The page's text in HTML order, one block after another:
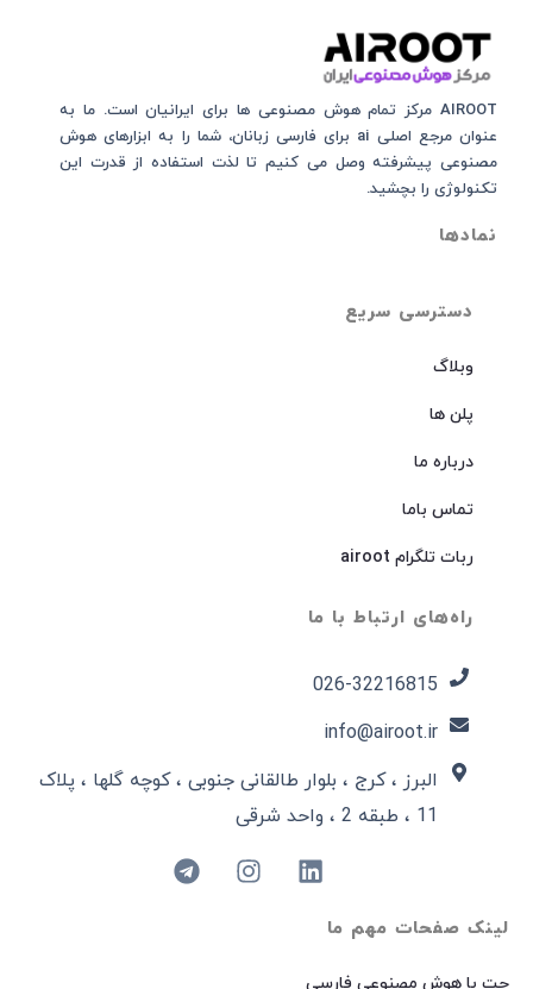
لینک صفحات مهم ما
چت با هوش مصنوعی فارسی
دسترسی سریع
وبلاگ
پلن ها
درباره ما
تماس باما
ربات تلگرام airoot
راه‌های ارتباط با ما
026-32216815​
info@airoot.ir
البرز ، کرج ، بلوار طالقانی جنوبی ، کوچه گلها ، پلاک
11 ، طبقه 2 ، واحد شرقی
AIROOT مرکز تمام هوش مصنوعی‌‌‌ ها برای ایرانیان است. ما به
عنوان مرجع اصلی ai برای فارسی زبانان، شما را به ابزارهای هوش
مصنوعی پیشرفته وصل می کنیم تا لذت استفاده از قدرت این
تکنولوژی را بچشید.
نمادها